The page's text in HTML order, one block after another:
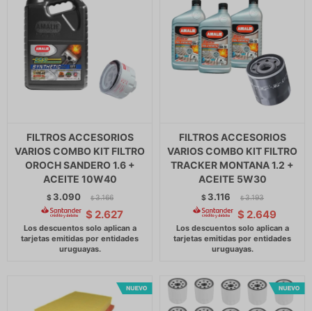
FILTROS ACCESORIOS
VARIOS COMBO KIT FILTRO
OROCH SANDERO 1.6 +
ACEITE 10W40
$ 3.090 $ 3.166
$ 2.627
FILTROS ACCESORIOS
VARIOS COMBO KIT FILTRO
TRACKER MONTANA 1.2 +
ACEITE 5W30
$ 3.116 $ 3.193
$ 2.649